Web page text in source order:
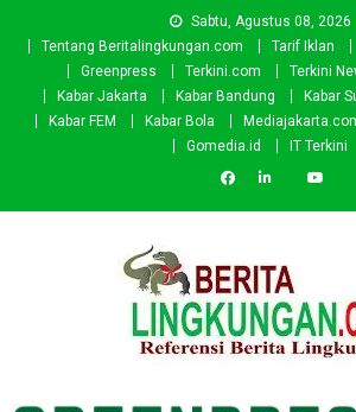
Sabtu, Agustus 08, 2026
Tentang Beritalingkungan.com
Tarif Iklan
Greenpress
Terkini.com Terkini
Kabar Jakarta
Kabar Bandung Kabar
Kabar FEM
Kabar Bola
Gomedia.id
IT Terkini